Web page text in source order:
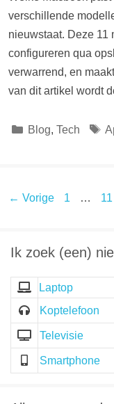
verschillende
nieuwstaat. Deze 11
configureren qua
verwarrend, en
van dit artikel wordt
Categorieën
Blog, Tech
← Vorige Pagina
1 … 11
Ik zoek (een)
Laptop
Koptelefoon
Televisie
Smartphone